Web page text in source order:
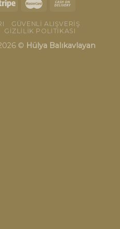
GÜVENLI ALIŞVERIŞ
GIZLILIK POLITIKASI
© Hülya Balıkavlayan